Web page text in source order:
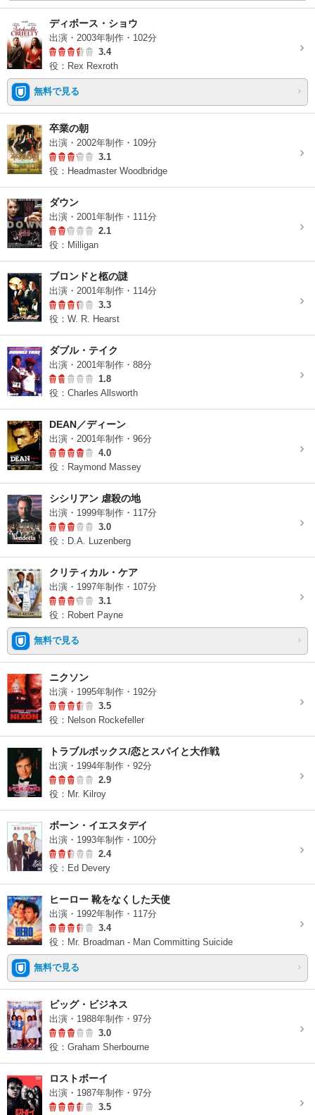
ディボース・ショウ
出演・2003年制作・102分
3.4
役：Rex Rexroth
無料で見る
卒業の朝
出演・2002年制作・109分
3.1
役：Headmaster Woodbridge
ダウン
出演・2001年制作・111分
2.1
役：Milligan
ブロンドと柩の謎
出演・2001年制作・114分
3.3
役：W. R. Hearst
ダブル・テイク
出演・2001年制作・88分
1.8
役：Charles Allsworth
DEAN／ディーン
出演・2001年制作・96分
4.0
役：Raymond Massey
シシリアン 虐殺の地
出演・1999年制作・117分
3.0
役：D.A. Luzenberg
クリティカル・ケア
出演・1997年制作・107分
3.1
役：Robert Payne
無料で見る
ニクソン
出演・1995年制作・192分
3.5
役：Nelson Rockefeller
トラブルボックス/恋とスパイと大作戦
出演・1994年制作・92分
2.9
役：Mr. Kilroy
ボーン・イエスタデイ
出演・1993年制作・100分
2.4
役：Ed Devery
ヒーロー 靴をなくした天使
出演・1992年制作・117分
3.4
役：Mr. Broadman - Man Committing Suicide
無料で見る
ビッグ・ビジネス
出演・1988年制作・97分
3.0
役：Graham Sherbourne
ロストボーイ
出演・1987年制作・97分
3.5